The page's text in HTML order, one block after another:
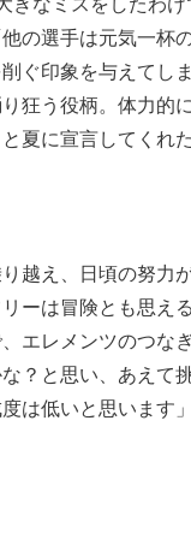
の選手は元気一杯
ぐ印象を与えてし
狂う役柄。体力的
夏に宣言してくれ
越え、日頃の努力
ーは冒険とも思え
エレメンツのつな
？と思い、あえて
は低いと思います